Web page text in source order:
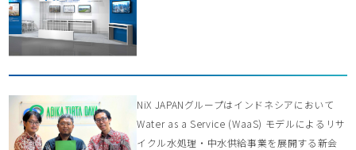
NiX JAPANグループはインドネシアにおいて
Water as a Service (WaaS) モデルによるリサ
イクル水処理・中水供給事業を展開する新会